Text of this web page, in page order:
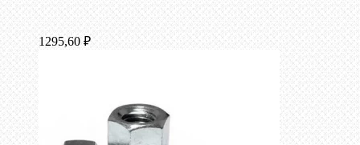
1295,60 ₽